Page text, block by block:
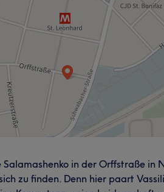
Salamashenko in der Orffstraße in
zu finden. Denn hier paart